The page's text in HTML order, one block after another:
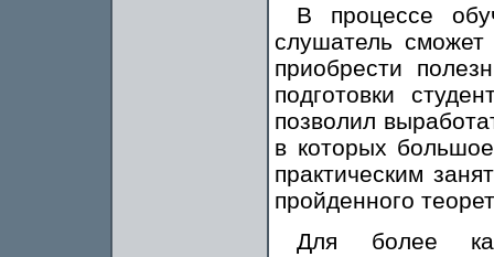
В процессе
слушатель
приобрести
подготовки
позволил
в которых
практическим
пройденного
Для более